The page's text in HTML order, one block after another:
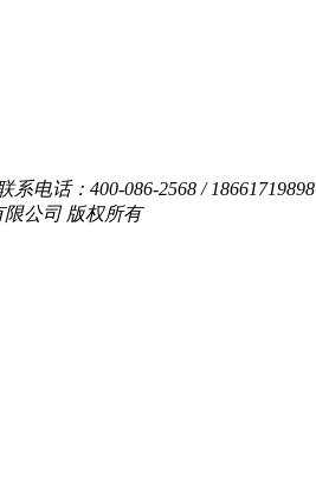
系电话：400-086-2568 / 18661719898
限公司 版权所有